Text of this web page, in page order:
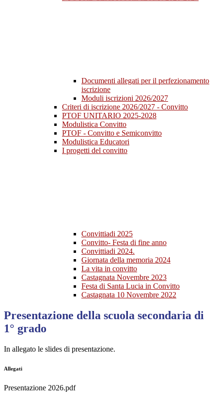
Documenti allegati per il perfezionamento
iscrizione
Moduli iscrizioni 2026/2027
Criteri di iscrizione 2026/2027 - Convitto
PTOF UNITARIO 2025-2028
Modulistica Convitto
PTOF - Convitto e Semiconvitto
Modulistica Educatori
I progetti del convitto
Convittiadi 2025
Convitto- Festa di fine anno
Convittiadi 2024.
Giornata della memoria 2024
La vita in convitto
Castagnata Novembre 2023
Festa di Santa Lucia in Convitto
Castagnata 10 Novembre 2022
Presentazione della scuola secondaria di
1° grado
In allegato le slides di presentazione.
Allegati
Presentazione 2026.pdf